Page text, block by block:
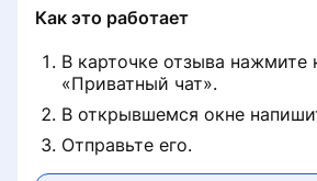
Раздел «Советы
Визитная
Удаление
Setting up a
Viewing Marketing
Doctor's
Tags on the clinic's
Удалить отзыв о
«Сила отзыва»:
программа от
services
How are the
Как это работает
В карточке отзыва нажмите
«Приватный чат».
В открывшемся окне
Отправьте его.